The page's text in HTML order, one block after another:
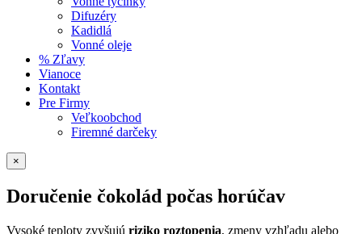
Difuzéry
Kadidlá
Vonné oleje
% Zľavy
Vianoce
Kontakt
Pre Firmy
Veľkoobchod
Firemné darčeky
×
Doručenie čokolád počas horúčav
Vysoké teploty zvyšujú riziko roztopenia, zmeny vzhľadu alebo